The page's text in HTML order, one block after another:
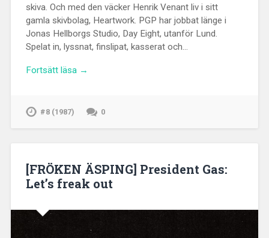
skiva. Och med den väcker Henrik Venant liv i sitt
gamla skivbolag, Heartwork. PGP har jobbat länge i
Jonas Hellborgs Studio, Day Eight, utanför Lund.
Spelat in, lyssnat, finslipat, kasserat och…
Fortsätt läsa →
#8 (1987) 0
[FRÖKEN ÄSPING] President Gas:
Let’s freak out